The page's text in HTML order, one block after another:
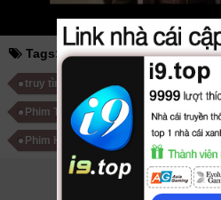
Tags: who is undercover
truy tìm nội gián 2014 who is
Phim Trung Quốc Phim Hành
Phim Hình Sự Trung Quốc Phim
PHIM